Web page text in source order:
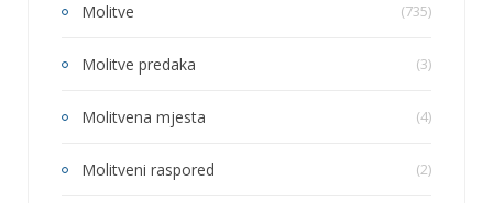
Molitve (735)
Molitve predaka (3)
Molitvena mjesta (4)
Molitveni raspored (2)